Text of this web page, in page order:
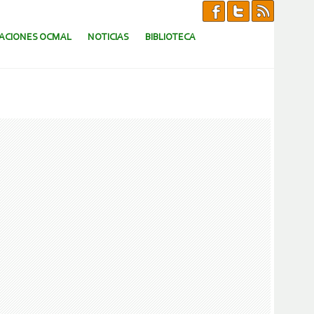
OCMAL NOTICIAS BIBLIOTECA